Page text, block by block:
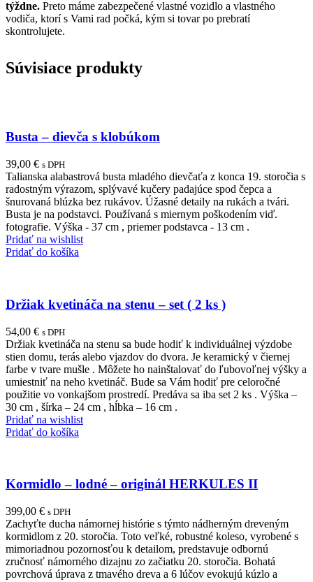
týždne. Preto máme zabezpečené vlastné vozidlo a vlastného
vodiča, ktorí s Vami rad počká, kým si tovar po prebratí
skontrolujete.
Súvisiace produkty
Busta – dievča s klobúkom
39,00 € s DPH
Talianska alabastrová busta mladého dievčaťa z konca 19. storočia s
radostným výrazom, splývavé kučery padajúce spod čepca a
šnurovaná blúzka bez rukávov. Úžasné detaily na rukách a tvári.
Busta je na podstavci. Používaná s miernym poškodením viď.
fotografie. Výška - 37 cm , priemer podstavca - 13 cm .
Pridať na wishlist
Pridať do košíka
Držiak kvetináča na stenu – set ( 2 ks )
54,00 € s DPH
Držiak kvetináča na stenu sa bude hodiť k individuálnej výzdobe
stien domu, terás alebo vjazdov do dvora. Je keramický v čiernej
farbe v tvare mušle . Môžete ho nainštalovať do ľubovoľnej výšky a
umiestniť na neho kvetináč. Bude sa Vám hodiť pre celoročné
použitie vo vonkajšom prostredí. Predáva sa iba set 2 ks . Výška –
30 cm , šírka – 24 cm , hĺbka – 16 cm .
Pridať na wishlist
Pridať do košíka
Kormidlo – lodné – originál HERKULES II
399,00 € s DPH
Zachyťte ducha námornej histórie s týmto nádherným dreveným
kormidlom z 20. storočia. Toto veľké, robustné koleso, vyrobené s
mimoriadnou pozornosťou k detailom, predstavuje odbornú
zručnosť námorného dizajnu zo začiatku 20. storočia. Bohatá
povrchová úprava z tmavého dreva a 6 lúčov evokujú kúzlo a